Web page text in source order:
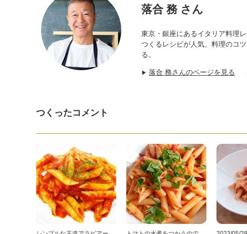
落合 務 さん
東京・銀座にあるイタリア料理
つくるレシピが人気。料理のコ
る。
▶ 落合 務さんのページを見る
つくったコメント